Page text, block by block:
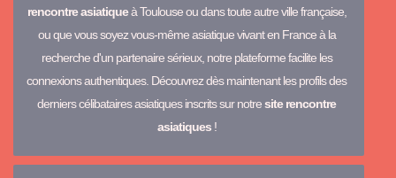
rencontre asiatiqueà Toulouse ou dans toute autre ville française,
ou que vous soyez vous-même asiatique vivant en France à la
recherche d'un partenaire sérieux, notre plateforme facilite les
connexions authentiques. Découvrez dès maintenant les profils des
derniers célibataires asiatiques inscrits sur notresite rencontre
asiatiques!